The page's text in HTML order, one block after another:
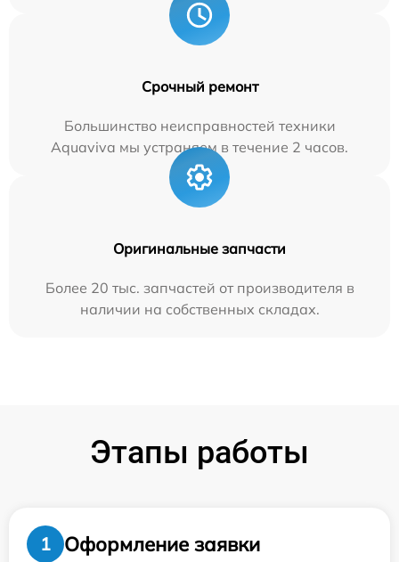
Срочный ремонт
Большинство неисправностей техники
Aquaviva мы устраняем в течение 2 часов.
Оригинальные запчасти
Более 20 тыс. запчастей от производителя в
наличии на собственных складах.
Этапы работы
1
Оформление заявки